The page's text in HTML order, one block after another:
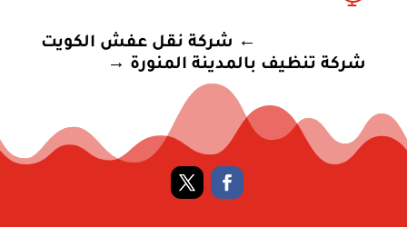
← شركة نقل عفش الكويت
شركة تنظيف بالمدينة المنورة →